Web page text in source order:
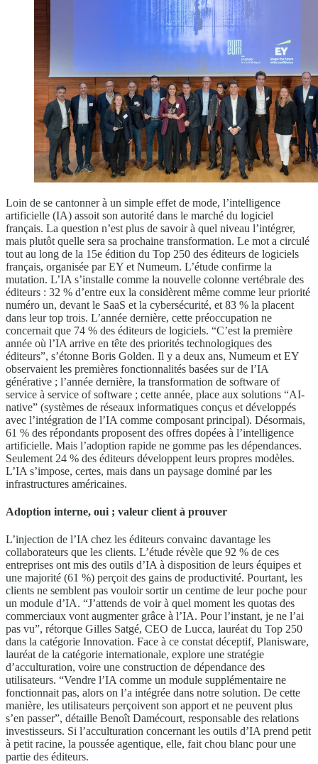
Loin de se cantonner à un simple effet de mode, l’intelligence
artificielle (IA) assoit son autorité dans le marché du logiciel
français. La question n’est plus de savoir à quel niveau l’intégrer,
mais plutôt quelle sera sa prochaine transformation. Le mot a circulé
tout au long de la 15e édition du Top 250 des éditeurs de logiciels
français, organisée par EY et Numeum. L’étude confirme la
mutation. L’IA s’installe comme la nouvelle colonne vertébrale des
éditeurs : 32 % d’entre eux la considèrent même comme leur priorité
numéro un, devant le SaaS et la cybersécurité, et 83 % la placent
dans leur top trois. L’année dernière, cette préoccupation ne
concernait que 74 % des éditeurs de logiciels. “C’est la première
année où l’IA arrive en tête des priorités technologiques des
éditeurs”, s’étonne Boris Golden. Il y a deux ans, Numeum et EY
observaient les premières fonctionnalités basées sur de l’IA
générative ; l’année dernière, la transformation de software of
service à service of software ; cette année, place aux solutions “AI-
native” (systèmes de réseaux informatiques conçus et développés
avec l’intégration de l’IA comme composant principal). Désormais,
61 % des répondants proposent des offres dopées à l’intelligence
artificielle. Mais l’adoption rapide ne gomme pas les dépendances.
Seulement 24 % des éditeurs développent leurs propres modèles.
L’IA s’impose, certes, mais dans un paysage dominé par les
infrastructures américaines.
Adoption interne, oui ; valeur client à prouver
L’injection de l’IA chez les éditeurs convainc davantage les
collaborateurs que les clients. L’étude révèle que 92 % de ces
entreprises ont mis des outils d’IA à disposition de leurs équipes et
une majorité (61 %) perçoit des gains de productivité. Pourtant, les
clients ne semblent pas vouloir sortir un centime de leur poche pour
un module d’IA. “J’attends de voir à quel moment les quotas des
commerciaux vont augmenter grâce à l’IA. Pour l’instant, je ne l’ai
pas vu”, rétorque Gilles Satgé, CEO de Lucca, lauréat du Top 250
dans la catégorie Innovation. Face à ce constat déceptif, Planisware,
lauréat de la catégorie internationale, explore une stratégie
d’acculturation, voire une construction de dépendance des
utilisateurs. “Vendre l’IA comme un module supplémentaire ne
fonctionnait pas, alors on l’a intégrée dans notre solution. De cette
manière, les utilisateurs perçoivent son apport et ne peuvent plus
s’en passer”, détaille Benoît Damécourt, responsable des relations
investisseurs. Si l’acculturation concernant les outils d’IA prend petit
à petit racine, la poussée agentique, elle, fait chou blanc pour une
partie des éditeurs.